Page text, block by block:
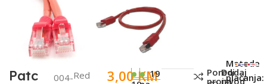
Patc
004-Red
3,00KM
19
Poredi
proizvod
Dodaj
na
Metode
plaćanja: